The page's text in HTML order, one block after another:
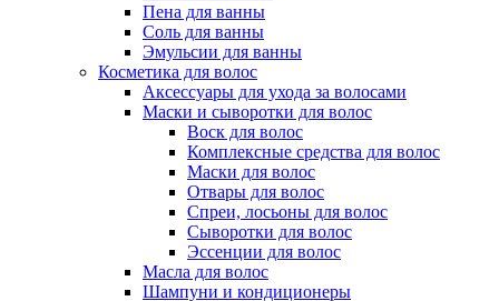
Пена для ванны
Соль для ванны
Эмульсии для ванны
Косметика для волос
Аксессуары для ухода за волосами
Маски и сыворотки для волос
Воск для волос
Комплексные средства для волос
Маски для волос
Отвары для волос
Спреи, лосьоны для волос
Сыворотки для волос
Эссенции для волос
Масла для волос
Шампуни и кондиционеры